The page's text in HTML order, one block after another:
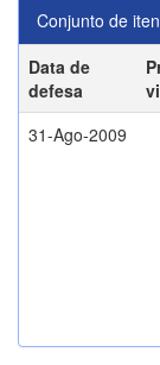
Conjunto de
Data de
defesa
31-Ago-2009